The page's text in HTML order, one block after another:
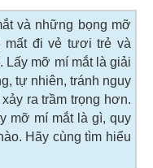
và những bọng mỡ
mất đi vẻ tươi trẻ và
Lấy mỡ mí mắt là giải
tự nhiên, tránh nguy
ra trầm trọng hơn.
mỡ mí mắt là gì, quy
Hãy cùng tìm hiểu